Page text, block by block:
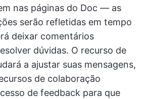
nas páginas do Doc — as
serão refletidas em tempo
deixar comentários
dúvidas. O recurso de
a ajustar suas mensagens,
de colaboração
de feedback para que